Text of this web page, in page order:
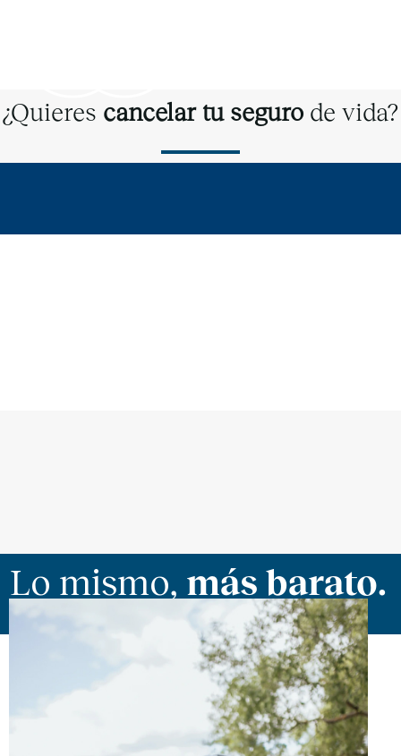
¿Quieres cancelar tu seguro de vida?
Lo mismo, más barato.